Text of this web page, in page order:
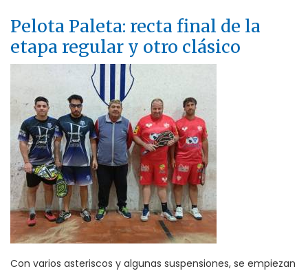
Pelota Paleta: recta final de la
etapa regular y otro clásico
Con varios asteriscos y algunas suspensiones, se empiezan